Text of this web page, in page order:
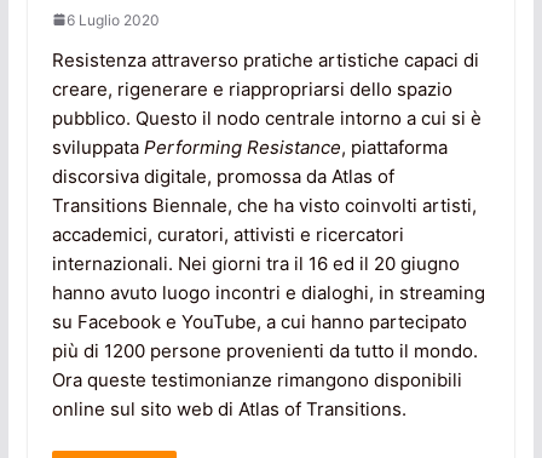
6 Luglio 2020
Resistenza attraverso pratiche artistiche capaci di
creare, rigenerare e riappropriarsi dello spazio
pubblico. Questo il nodo centrale intorno a cui si è
sviluppata Performing Resistance, piattaforma
discorsiva digitale, promossa da Atlas of
Transitions Biennale, che ha visto coinvolti artisti,
accademici, curatori, attivisti e ricercatori
internazionali. Nei giorni tra il 16 ed il 20 giugno
hanno avuto luogo incontri e dialoghi, in streaming
su Facebook e YouTube, a cui hanno partecipato
più di 1200 persone provenienti da tutto il mondo.
Ora queste testimonianze rimangono disponibili
online sul sito web di Atlas of Transitions.